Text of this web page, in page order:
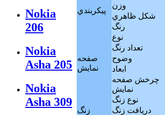
Nokia
206
Nokia
Asha 205
Nokia
Asha 309
پيکربندي
وزن
شکل ظاهري
رنگ
صفحه
نمايش
نوع
تعداد رنگ
وضوح
ابعاد
چرخش صفحه
نمايش
زنگ
نوع زنگ
دريافت زنگ